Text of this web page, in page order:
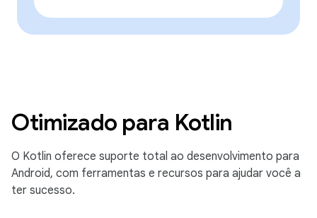
Otimizado para Kotlin
O Kotlin oferece suporte total ao desenvolvimento para
Android, com ferramentas e recursos para ajudar você a
ter sucesso.